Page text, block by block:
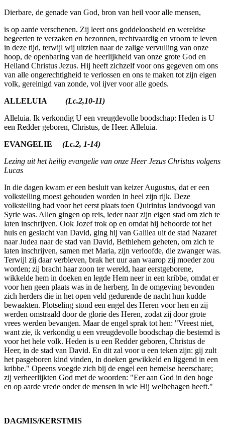
Dierbare, de genade van God, bron van heil voor alle mensen,
is op aarde verschenen. Zij leert ons goddeloosheid en wereldse
begeer­ten te verzaken en bezonnen, rechtvaardig en vroom te leven
in deze tijd, terwijl wij uitzien naar de zalige vervulling van onze
hoop, de openbaring van de heerlijkheid van onze grote God en
Heiland Christus Jezus. Hij heeft zichzelf voor ons gegeven om ons
van alle ongerechtig­heid te verlossen en ons te maken tot zijn eigen
volk, gereinigd van zonde, vol ijver voor alle goeds.
ALLELUIA (Lc.2,10-11)
Alleluia. Ik verkondig U een vreugdevolle boodschap: Heden is U
een Redder geboren, Christus, de Heer. Alleluia.
EVANGELIE (Lc.2, 1-14)
Lezing uit het heilig evangelie van onze Heer Jezus Christus volgens
Lucas
In die dagen kwam er een besluit van keizer Augus­tus, dat er een
volkstelling moest gehouden worden in heel zijn rijk. Deze
volkstelling had voor het eerst plaats toen Quirinius landvoogd van
Syrie was. Allen gingen op reis, ieder naar zijn eigen stad om zich te
laten in­schrijven. Ook Jozef trok op en omdat hij behoorde tot het
huis en geslacht van David, ging hij van Galilea uit de stad Nazaret
naar Judea naar de stad van David, Bethlehem geheten, om zich te
laten inschrijven, samen met Maria, zijn verloof­de, die zwanger was.
Terwijl zij daar verbleven, brak het uur aan waarop zij moeder zou
worden; zij bracht haar zoon ter wereld, haar eerstgeborene,
wikkelde hem in doeken en legde Hem neer in een kribbe, omdat er
voor hen geen plaats was in de herberg. In de omgeving bevon­den
zich herders die in het open veld gedurende de nacht hun kudde
bewaakten. Plotseling stond een engel des Heren voor hen en zij
werden om­straald door de glorie des Heren, zodat zij door grote
vrees werden bevangen. Maar de engel sprak tot hen: "Vreest niet,
want zie, ik verkondig u een vreugdevolle boodschap die bestemd is
voor het hele volk. Heden is u een Redder geboren, Christus de
Heer, in de stad van David. En dit zal voor u een teken zijn: gij zult
het pasgebo­ren kind vinden, in doeken gewikkeld en liggend in een
kribbe." Opeens voegde zich bij de engel een hemelse heerschare;
zij verheer­lijkten God met de woorden: "Eer aan God in den hoge
en op aarde vrede onder de mensen in wie Hij welbehagen heeft."
DAGMIS/KERSTMIS